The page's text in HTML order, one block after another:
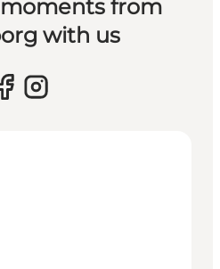
from
with us